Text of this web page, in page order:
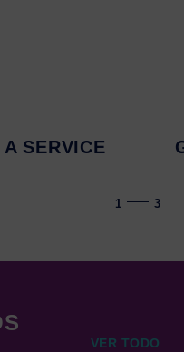
SERVICE
1 3
VER TODO